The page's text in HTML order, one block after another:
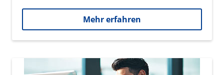
Mehr erfahren